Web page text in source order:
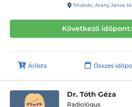
Miskolc, Arany János tér
Következő időpont:
Árlista Összes
Dr. Tóth Géza
Radiológus